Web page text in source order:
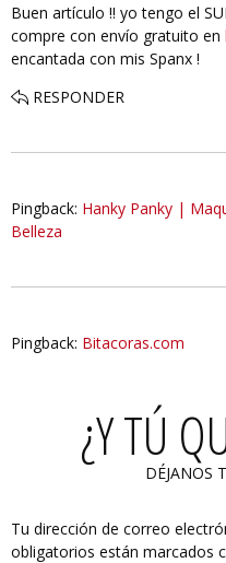
Buen artículo !! yo tengo el
compre con envío gratuito en
encantada con mis Spanx !
RESPONDER
Pingback: Hanky Panky |
Belleza
Pingback: Bitacoras.com
¿Y TÚ
DÉJANOS
Tu dirección de correo
obligatorios están marcados